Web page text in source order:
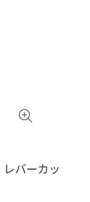
バーカッ